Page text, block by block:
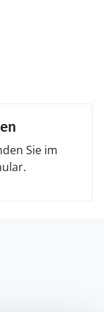
Sie im